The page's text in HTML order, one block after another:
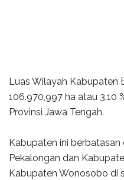
Luas Wilayah Kabupaten
106.970,997 ha atau 3,10
Provinsi Jawa Tengah.
Kabupaten ini
Pekalongan dan
Kabupaten Wonosobo di